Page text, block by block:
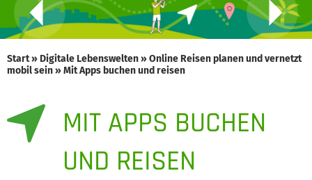
Start» Digitale Lebenswelten»Online Reisen planen und vernetzt
mobil sein»Mit Apps buchen und reisen
MIT APPS BUCHEN
UND REISEN